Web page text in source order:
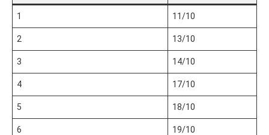
1 11/10
2 13/10
3 14/10
4 17/10
5 18/10
6 19/10